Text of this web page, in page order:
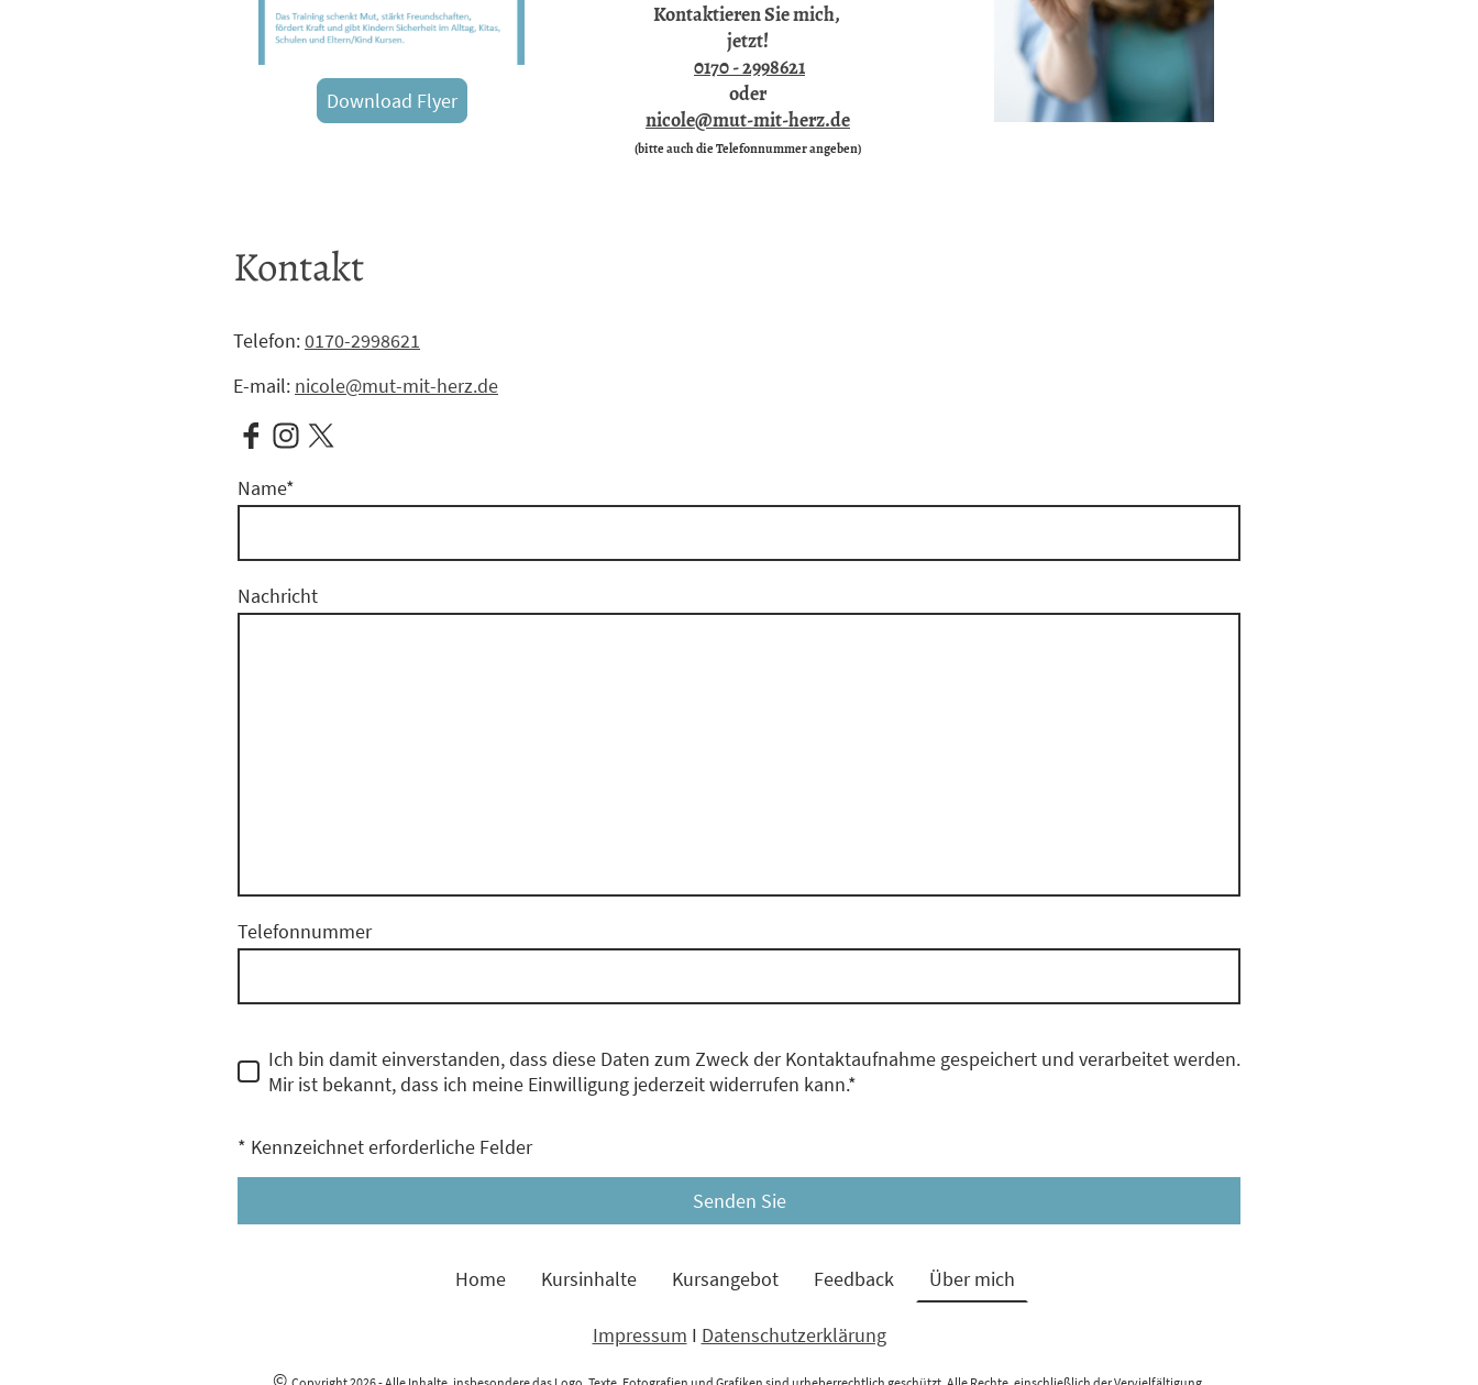
Download Flyer
Kontaktieren Sie mich,
jetzt!
0170 - 2998621
oder
nicole@mut-mit-herz.de
(bitte auch die Telefonnummer angeben)
Kontakt
Telefon:0170-2998621
E-mail: nicole@mut-mit-herz.de
Name*
Nachricht
Telefonnummer
Ich bin damit einverstanden, dass diese Daten zum Zweck der Kontaktaufnahme gespeichert und verarbeitet werden.
Mir ist bekannt, dass ich meine Einwilligung jederzeit widerrufen kann.*
* Kennzeichnet erforderliche Felder
Senden Sie
Home Kursinhalte Kursangebot Feedback Über mich
Impressum I Datenschutzerklärung